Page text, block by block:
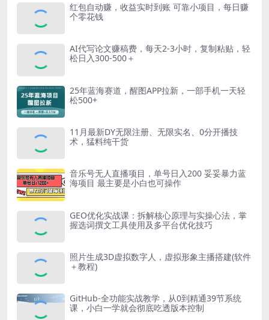
红包自动赚，收益实时到账 可靠小项目，每日赚
个零花钱
AI代写论文赚稿费，每天2-3小时，复制粘贴，轻
松日入300-500＋
25年蓝海赛道，醒图APP拉新，一部手机一天轻
松500+
11月最新DY无限注册、无限实名、0分开播技
术，猛料纯干货
音乐号无人直播项目，单号日入200 妥妥暴力蓝
海项目 最主要是小白也可操作
GEO优化实战课：拆解核心原理与实操心法，掌
握选词撰文工具使用及多平台优化技巧
照片生成3D虚拟数字人，虚拟形象主播搭建(软件
＋教程)
GitHub-全功能实战教学，从0到精通39节系统
课，小白一学就会彻底吃透版本控制